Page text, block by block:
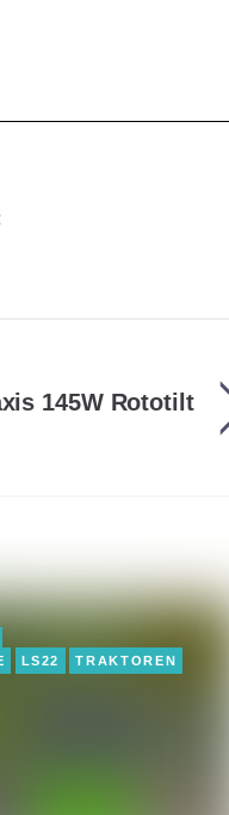
145W Rototilt
LS22 TRAKTOREN